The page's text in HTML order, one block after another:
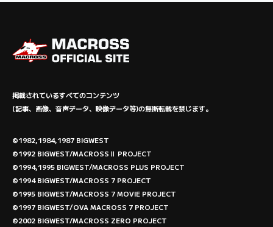
掲載されているすべてのコンテンツ
(記事、画像、音声データ、映像データ等)の無断転載を禁じます。
©1982,1984,1987 BIGWEST
©1992 BIGWEST/MACROSSⅡ PROJECT
©1994,1995 BIGWEST/MACROSS PLUS PROJECT
©1994 BIGWEST/MACROSS 7 PROJECT
©1995 BIGWEST/MACROSS 7 MOVIE PROJECT
©1997 BIGWEST/OVA MACROSS 7 PROJECT
©2002 BIGWEST/MACROSS ZERO PROJECT